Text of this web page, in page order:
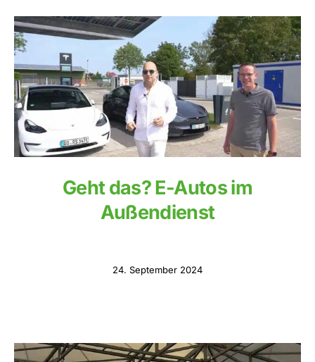
Geht das? E-Autos im
Außendienst
24. September 2024